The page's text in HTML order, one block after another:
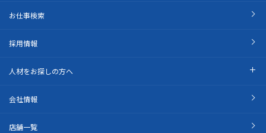
お仕事検索
採用情報
人材をお探しの方へ
会社情報
店舗一覧